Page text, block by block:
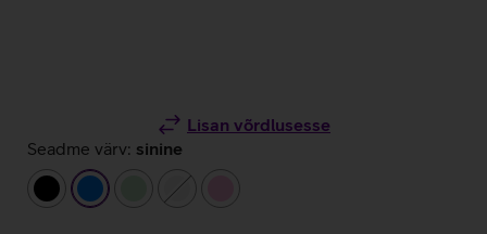
Lisan võrdlusesse
Seadme värv: sinine
must
sinine heleroheline
valge